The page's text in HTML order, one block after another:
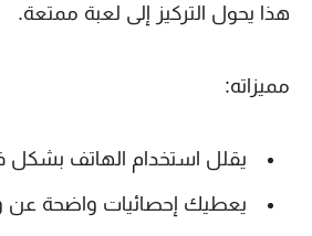
هذا يحول التركيز إلى لعبة ممتعة.
مميزاته:
يقلل استخدام الهاتف بشكل
يعطيك إحصائيات واضحة عن